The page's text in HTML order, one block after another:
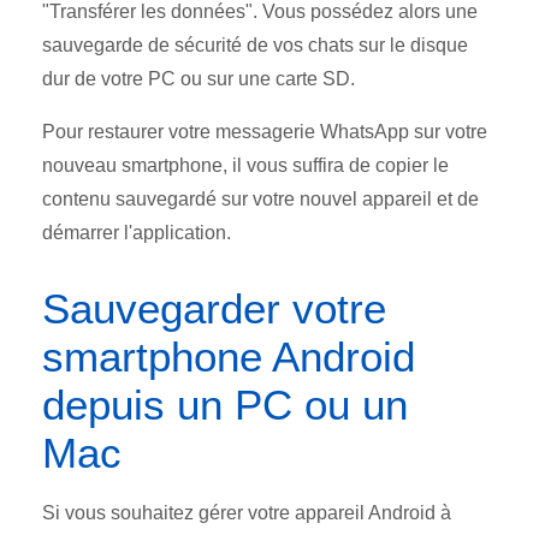
"Transférer les données". Vous possédez alors une
sauvegarde de sécurité de vos chats sur le disque
dur de votre PC ou sur une carte SD.
Pour restaurer votre messagerie WhatsApp sur votre
nouveau smartphone, il vous suffira de copier le
contenu sauvegardé sur votre nouvel appareil et de
démarrer l'application.
Sauvegarder votre
smartphone Android
depuis un PC ou un
Mac
Si vous souhaitez gérer votre appareil Android à